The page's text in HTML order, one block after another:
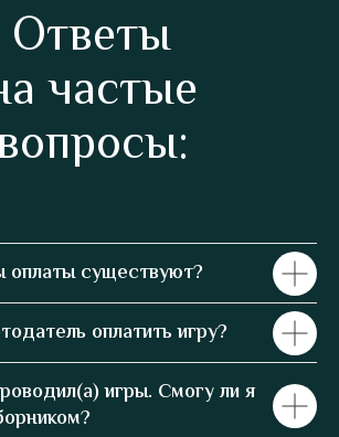
Ответы
частые
оплаты существуют?
оплатить игру?
игры. Смогу ли я